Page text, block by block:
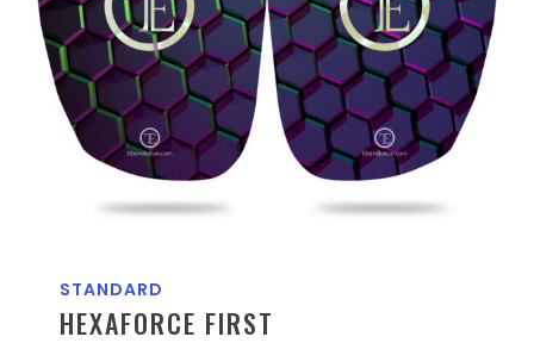
STANDARD
HEXAFORCE FIRST